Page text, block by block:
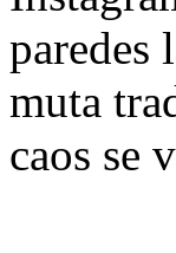
paredes
muta
caos se